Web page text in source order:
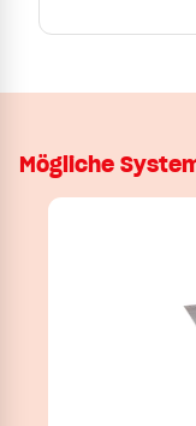
Mögliche